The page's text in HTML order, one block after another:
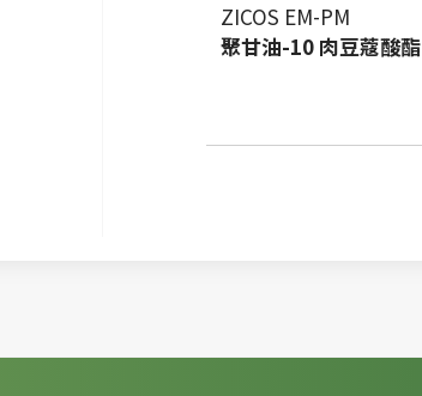
ZICOS EM-PM
聚甘油-10 肉豆蔻酸酯